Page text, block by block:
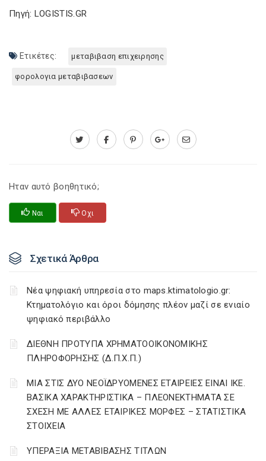
Πηγή: LOGISTIS.GR
Ετικέτες: μεταβιβαση επιχειρησης
φορολογια μεταβιβασεων
Ηταν αυτό βοηθητικό;
Ναι Οχι
Σχετικά Άρθρα
Νέα ψηφιακή υπηρεσία στο maps.ktimatologio.gr:
Κτηματολόγιο και όροι δόμησης πλέον μαζί σε ενιαίο
ψηφιακό περιβάλλο
ΔΙΕΘΝΗ ΠΡΟΤΥΠΑ ΧΡΗΜΑΤΟΟΙΚΟΝΟΜΙΚΗΣ
ΠΛΗΡΟΦΟΡΗΣΗΣ (Δ.Π.Χ.Π.)
ΜΙΑ ΣΤΙΣ ΔΥΟ ΝΕΟΪΔΡΥΟΜΕΝΕΣ ΕΤΑΙΡΕΙΕΣ ΕΙΝΑΙ ΙΚΕ.
ΒΑΣΙΚΑ ΧΑΡΑΚΤΗΡΙΣΤΙΚΑ – ΠΛΕΟΝΕΚΤΗΜΑΤΑ ΣΕ
ΣΧΕΣΗ ΜΕ ΑΛΛΕΣ ΕΤΑΙΡΙΚΕΣ ΜΟΡΦΕΣ – ΣΤΑΤΙΣΤΙΚΑ
ΣΤΟΙΧΕΙΑ
ΥΠΕΡΑΞΙΑ ΜΕΤΑΒΙΒΑΣΗΣ ΤΙΤΛΩΝ